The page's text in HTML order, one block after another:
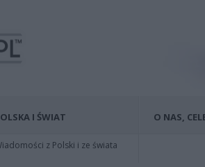
I ŚWIAT
z Polski i ze świata
O NAS,